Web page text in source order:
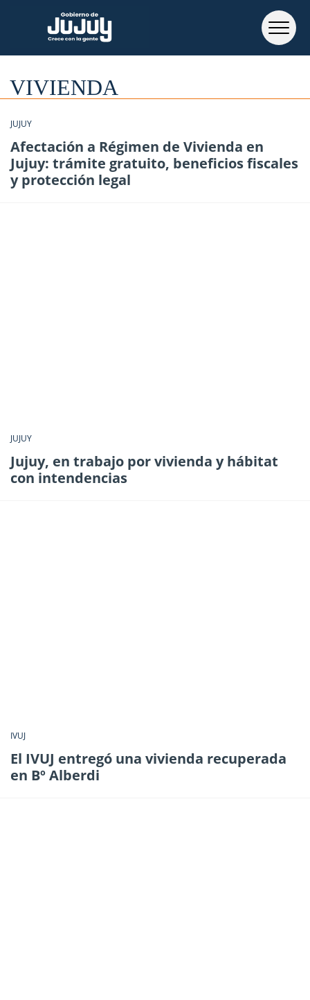
VIVIENDA
JUJUY
Afectación a Régimen de Vivienda en
Jujuy: trámite gratuito, beneficios fiscales
y protección legal
JUJUY
Jujuy, en trabajo por vivienda y hábitat
con intendencias
IVUJ
El IVUJ entregó una vivienda recuperada
en Bº Alberdi